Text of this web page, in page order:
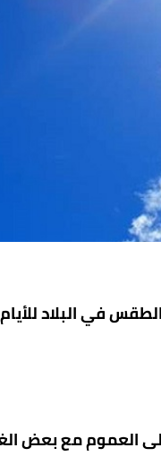
في البلاد
العموم مع بعض